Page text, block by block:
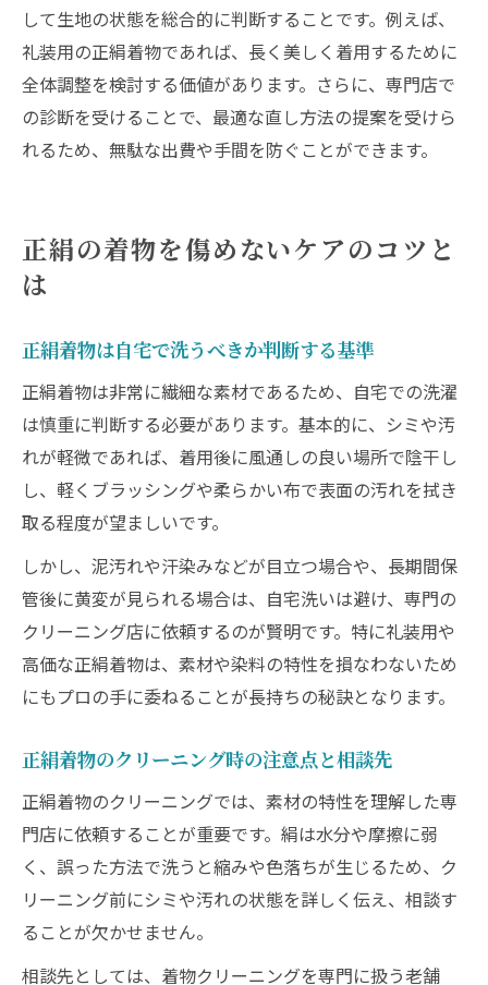
して生地の状態を総合的に判断することです。例えば、
礼装用の正絹着物であれば、長く美しく着用するために
全体調整を検討する価値があります。さらに、専門店で
の診断を受けることで、最適な直し方法の提案を受けら
れるため、無駄な出費や手間を防ぐことができます。
正絹の着物を傷めないケアのコツと
は
正絹着物は自宅で洗うべきか判断する基準
正絹着物は非常に繊細な素材であるため、自宅での洗濯
は慎重に判断する必要があります。基本的に、シミや汚
れが軽微であれば、着用後に風通しの良い場所で陰干し
し、軽くブラッシングや柔らかい布で表面の汚れを拭き
取る程度が望ましいです。
しかし、泥汚れや汗染みなどが目立つ場合や、長期間保
管後に黄変が見られる場合は、自宅洗いは避け、専門の
クリーニング店に依頼するのが賢明です。特に礼装用や
高価な正絹着物は、素材や染料の特性を損なわないため
にもプロの手に委ねることが長持ちの秘訣となります。
正絹着物のクリーニング時の注意点と相談先
正絹着物のクリーニングでは、素材の特性を理解した専
門店に依頼することが重要です。絹は水分や摩擦に弱
く、誤った方法で洗うと縮みや色落ちが生じるため、ク
リーニング前にシミや汚れの状態を詳しく伝え、相談す
ることが欠かせません。
相談先としては、着物クリーニングを専門に扱う老舗